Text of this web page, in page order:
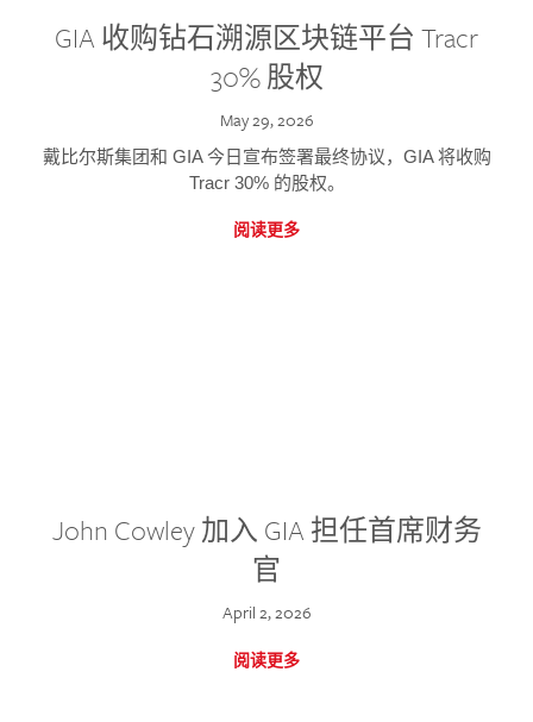
GIA 收购钻石溯源区块链平台 Tracr
30% 股权
May 29, 2026
戴比尔斯集团和 GIA 今日宣布签署最终协议，GIA 将收购
Tracr 30% 的股权。
阅读更多
John Cowley 加入 GIA 担任首席财务
官
April 2, 2026
阅读更多